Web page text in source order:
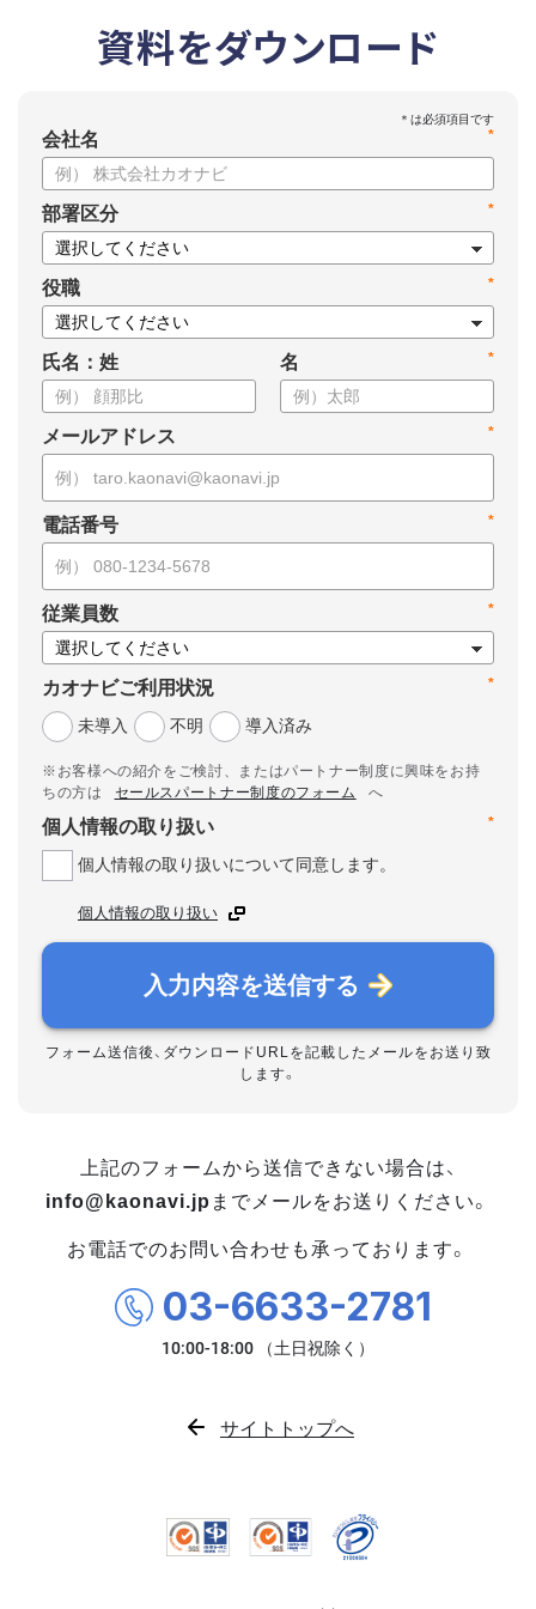
資料をダウンロード
*
会社名
*
部署区分
*
役職
氏名：姓 *
名
*
メールアドレス
*
電話番号
*
従業員数
*
カオナビご利用状況
未導入
不明 導入済み
※お客様への紹介をご検討、またはパートナー制度に興味をお持
ちの方は
セールスパートナー制度のフォーム
へ
*
個人情報の取り扱い
個人情報の取り扱いについて同意します。
個人情報の取り扱い
入力内容を送信する
フォーム送信後、ダウンロードURLを記載したメールをお送り致
します。
上記のフォームから送信できない場合は、
info@kaonavi.jp までメールをお送りください。
お電話でのお問い合わせも承っております。
03-6633-2781
サイトトップへ